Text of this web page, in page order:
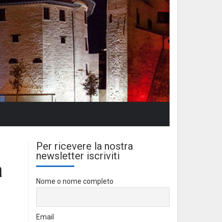
Per ricevere la nostra
newsletter iscriviti
Nome o nome completo
Email